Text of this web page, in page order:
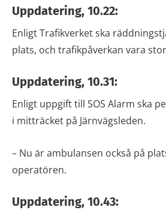
Uppdatering, 10.22:
Enligt Trafikverket ska
plats, och trafikpåverkan vara
Uppdatering, 10.31:
Enligt uppgift till SOS Alarm ska
i mitträcket på Järnvägsleden.
– Nu är ambulansen också på
operatören.
Uppdatering, 10.43: